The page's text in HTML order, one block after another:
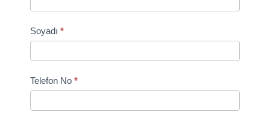
Soyadı *
Telefon No *